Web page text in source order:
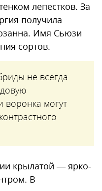
лепестков. За
получила
Имя Сьюзи
сортов.
не всегда
воронка могут
крылатой — ярко-
В